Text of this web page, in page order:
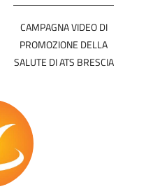
CAMPAGNA VIDEO DI
PROMOZIONE DELLA
SALUTE DI ATS BRESCIA